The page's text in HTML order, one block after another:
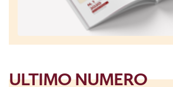
ULTIMO NUMERO